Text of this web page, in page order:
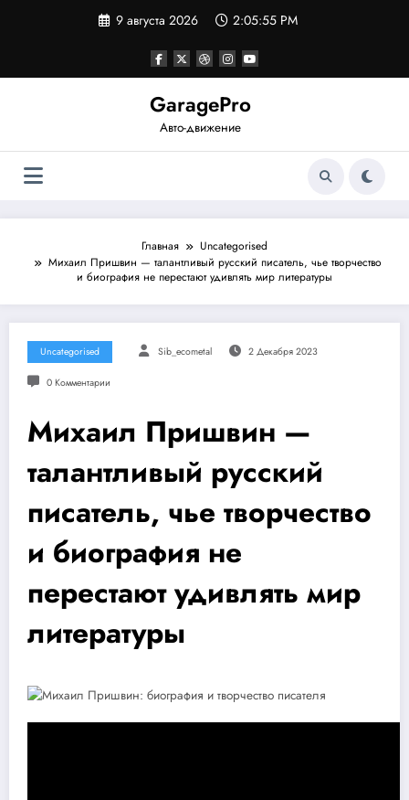
9 августа 2026 2:05:56 PM
GaragePro
Авто-движение
Главная
Uncategorised
Михаил Пришвин — талантливый русский писатель, чье творчество
и биография не перестают удивлять мир литературы
Uncategorised Sib_ecometal 2 Декабря 2023
0 Комментарии
Михаил Пришвин —
талантливый русский
писатель, чье творчество
и биография не
перестают удивлять мир
литературы